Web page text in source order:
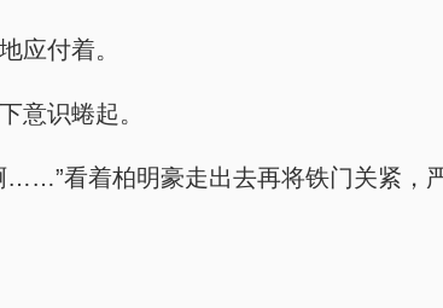
应付着。
意识蜷起。
看着柏明豪走出去再将铁门关紧，